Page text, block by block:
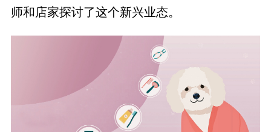
师和店家探讨了这个新兴业态。